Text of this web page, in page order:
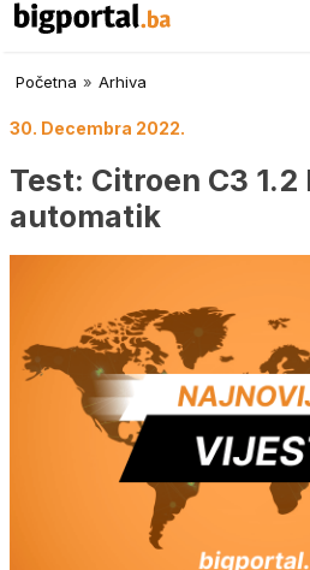
Početna » Arhiva
30. Decembra 2022.
Test: Citroen C3 1.2
automatik